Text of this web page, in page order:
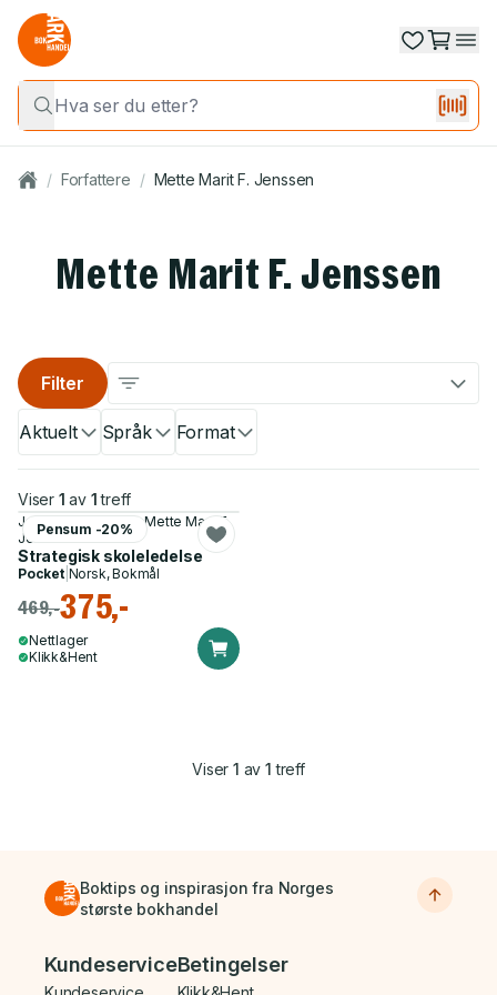
/ Forfattere / Mette Marit F. Jenssen
Mette Marit F. Jenssen
Aktuelt Språk Format
Filter
Viser 1 av 1 treff
Pensum -20%
Jan Merok Paulsen, Mette Marit F.
Jenssen
Strategisk skoleledelse
Pocket| Norsk, Bokmål
469,-375,-
Nettlager
Klikk&Hent
Viser1 av 1 treff
Boktips og inspirasjon fra Norges
største bokhandel
Bunnmeny
KundeserviceBetingelser